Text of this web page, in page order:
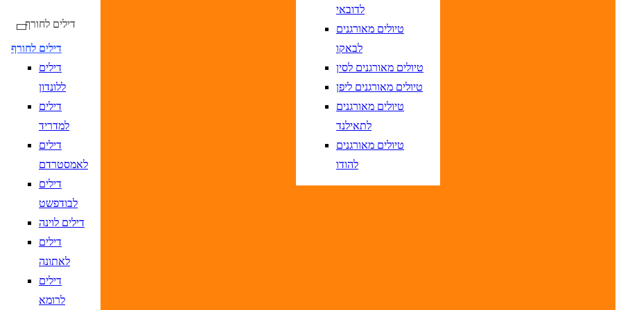
דילים לחורף
דילים לחורף
דילים
ללונדון
דילים
למדריד
דילים
לאמסטרדם
דילים
לבודפשט
דילים לוינה
דילים
לאתונה
דילים
לרומא
לדובאי
טיולים מאורגנים
לבאקו
טיולים מאורגנים לסין
טיולים מאורגנים ליפן
טיולים מאורגנים
לתאילנד
טיולים מאורגנים
להודו
טיסות ישירות בלבד טיסות אל על בלבד
הקלד יעד או עבור לכפתור הבא